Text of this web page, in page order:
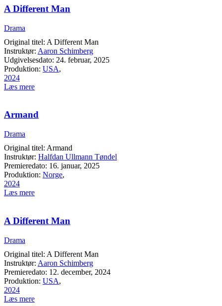
A Different Man
Drama
Original titel: A Different Man
Instruktør: Aaron Schimberg
Udgivelsesdato: 24. februar, 2025
Produktion: USA,
2024
Læs mere
Armand
Drama
Original titel: Armand
Instruktør: Halfdan Ullmann Tøndel
Premieredato: 16. januar, 2025
Produktion: Norge,
2024
Læs mere
A Different Man
Drama
Original titel: A Different Man
Instruktør: Aaron Schimberg
Premieredato: 12. december, 2024
Produktion: USA,
2024
Læs mere